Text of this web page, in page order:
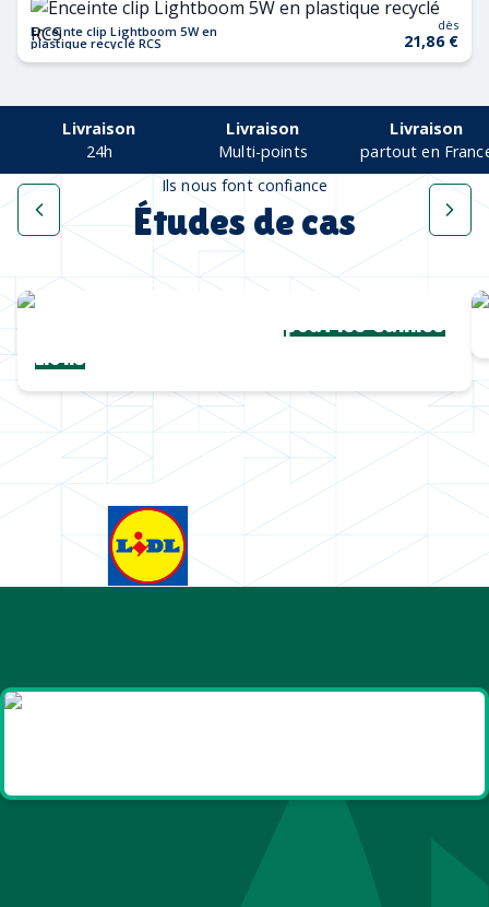
Enceinte clip Lightboom 5W en
plastique recyclé RCS
dès
21,86 €
Livraison
24h
Livraison
Multi-points
Livraison
partout en
Ils nous font confiance
Études de cas
Une collection complètepour les Cannes
Lions